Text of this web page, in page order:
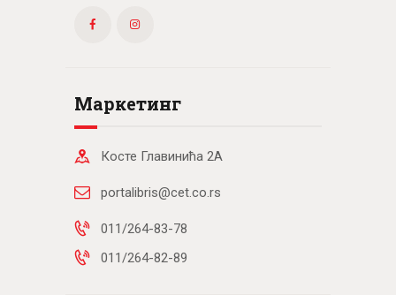
Маркетинг
Косте Главинића 2А
portalibris@cet.co.rs
011/264-83-78
011/264-82-89